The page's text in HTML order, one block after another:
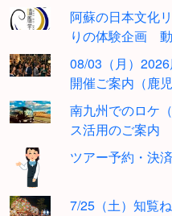
阿蘇の日本文化
りの体験企画 動
08/03（月）
開催ご案内（鹿児
南九州でのロケ
ス活用のご案内
ツアー予約・決
7/25（土）知覧